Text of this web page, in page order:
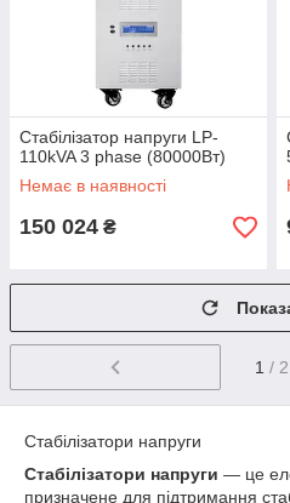
Стабілізатор напруги LP-
110kVA 3 phase (80000Вт)
Немає в наявності
150 024 ₴
1 / 2
Стабілізатори напруги
Стабілізатори напруги — це
призначене для підтримання